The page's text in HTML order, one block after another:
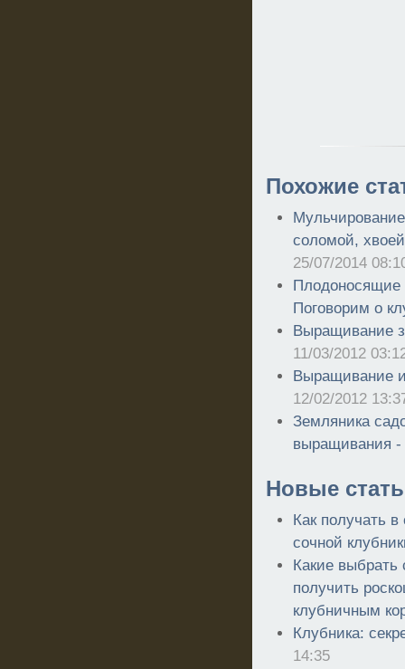
Похожие
соломой,
25/07/2014
Плодоносящие
Поговорим о
Выращивание
11/03/2012
Выращивание
12/02/2012
Земляника
выращивания
Новые
Как получать
сочной
Какие выбрать
получить
клубничным
Клубника:
14:35